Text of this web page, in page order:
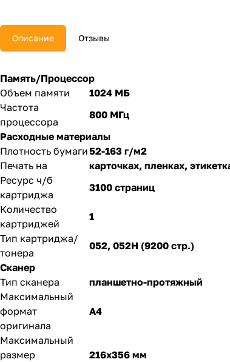
Описание Отзывы
Память/Процессор
Объем памяти
1024 МБ
Частота
процессора
800 МГц
Расходные материалы
Плотность бумаги52-163 г/м2
Печать на
карточках, пленках,
Ресурс ч/б
картриджа
3100 страниц
Количество
картриджей
1
Тип картриджа/
тонера
052, 052H (9200 стр.)
Сканер
Тип сканера
планшетно-протяжный
Максимальный
формат
оригинала
A4
Максимальный
размер
216x356 мм